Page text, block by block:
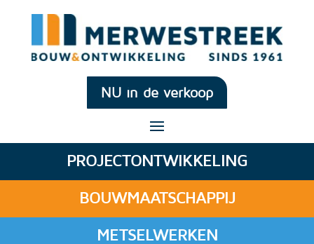
NU in de verkoop
PROJECTONTWIKKELING
BOUWMAATSCHAPPIJ
METSELWERKEN